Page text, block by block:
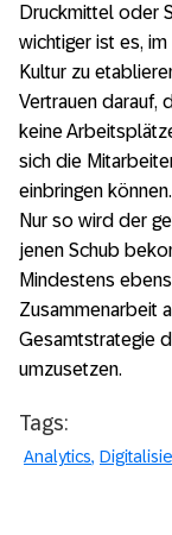
Druckmittel oder
wichtiger ist es,
Kultur zu
Vertrauen darauf,
keine
sich die
einbringen können.
Nur so wird der
jenen Schub
Mindestens
Zusammenarbeit
Gesamtstrategie
umzusetzen.
Tags:
Analytics